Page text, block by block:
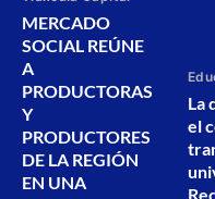
MERCADO
SOCIAL REÚNE
A
PRODUCTORAS
Y
PRODUCTORES
DE LA REGIÓN
EN UNA
La
el